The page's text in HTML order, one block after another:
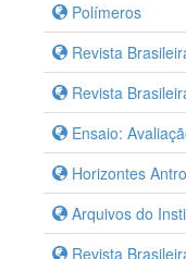
Polímeros
Revista
Revista
Ensaio:
Horizontes
Arquivos do
Revista